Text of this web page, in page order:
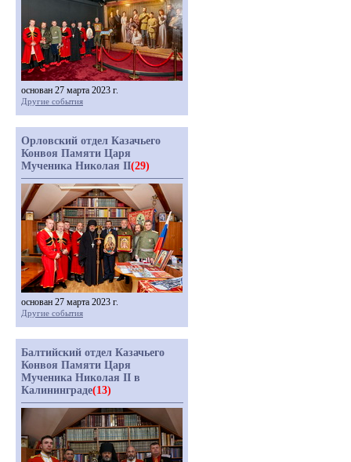
основан 27 марта 2023 г.
Другие события
Орловский отдел Казачьего
Конвоя Памяти Царя
Мученика Николая II(29)
основан 27 марта 2023 г.
Другие события
Балтийский отдел Казачьего
Конвоя Памяти Царя
Мученика Николая II в
Калининграде(13)